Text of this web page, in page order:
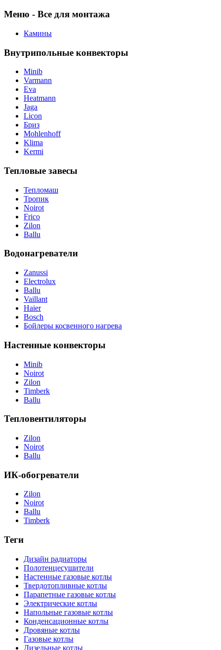
Меню - Все для монтажа
Камины
Внутрипольные конвекторы
Minib
Varmann
Eva
Heatmann
Jaga
Licon
Бриз
Mohlenhoff
Klima
Kermi
Тепловые завесы
Тепломаш
Тропик
Noirot
Frico
Zilon
Ballu
Водонагреватели
Zanussi
Electrolux
Ballu
Vaillant
Haier
Bosch
Бойлеры косвенного нагрева
Настенные конвекторы
Minib
Noirot
Zilon
Timberk
Ballu
Тепловентиляторы
Zilon
Noirot
Ballu
ИК-обогреватели
Zilon
Noirot
Ballu
Timberk
Теги
Дизайн радиаторы
Полотенцесушители
Настенные газовые котлы
Твердотопливные котлы
Парапетные газовые котлы
Электрические котлы
Напольные газовые котлы
Конденсационные котлы
Дровяные котлы
Газовые котлы
Дизельные котлы